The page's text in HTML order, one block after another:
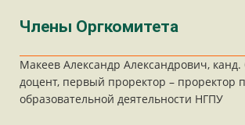
Члены Оргкомитета
Макеев Александр Александрович, канд.
доцент, первый проректор – проректор
образовательной деятельности НГПУ